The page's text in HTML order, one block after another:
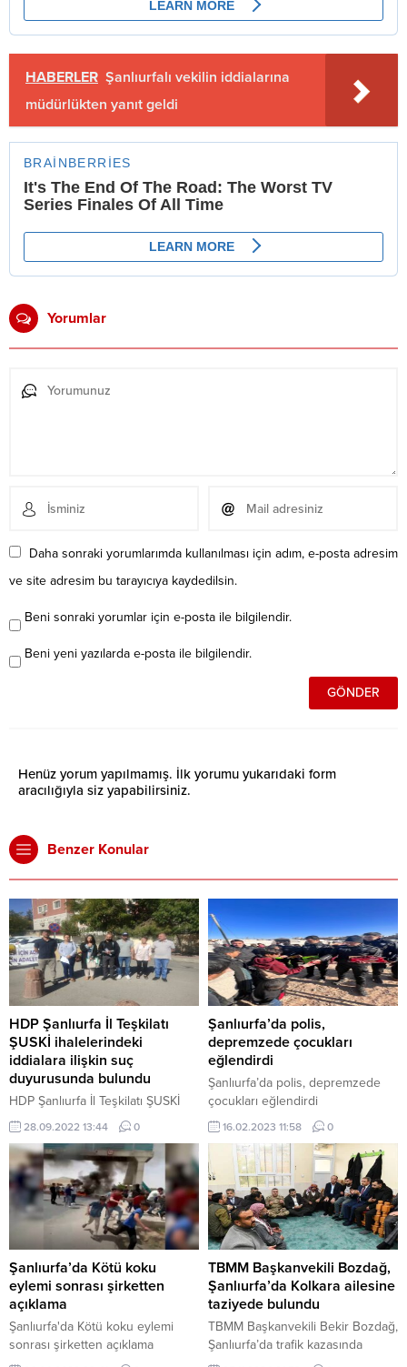
HABERLER Şanlıurfalı vekilin iddialarına
müdürlükten yanıt geldi
Yorumlar
Daha sonraki yorumlarımda kullanılması için adım, e-posta adresim
ve site adresim bu tarayıcıya kaydedilsin.
Beni sonraki yorumlar için e-posta ile bilgilendir.
Beni yeni yazılarda e-posta ile bilgilendir.
Henüz yorum yapılmamış. İlk yorumu yukarıdaki form
aracılığıyla siz yapabilirsiniz.
Benzer Konular
HDP Şanlıurfa İl Teşkilatı
ŞUSKİ ihalelerindeki
iddialara ilişkin suç
duyurusunda bulundu
HDP Şanlıurfa İl Teşkilatı ŞUSKİ
ihalelerindeki iddialara ilişkin suç
duyurusunda bulundu
28.09.2022 13:44 0
Şanlıurfa’da polis,
depremzede çocukları
eğlendirdi
Şanlıurfa’da polis, depremzede
çocukları eğlendirdi
16.02.2023 11:58 0
Şanlıurfa’da Kötü koku
eylemi sonrası şirketten
açıklama
Şanlıurfa'da Kötü koku eylemi
sonrası şirketten açıklama
TBMM Başkanvekili Bozdağ,
Şanlıurfa’da Kolkara ailesine
taziyede bulundu
TBMM Başkanvekili Bekir Bozdağ,
Şanlıurfa’da trafik kazasında
hayatını kaybeden Milli Yol Partisi